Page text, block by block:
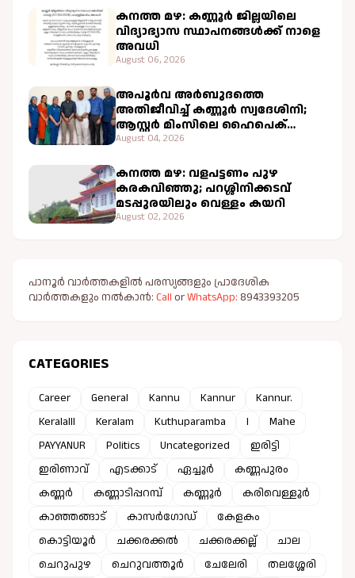
കനത്ത മഴ: കണ്ണൂർ ജില്ലയിലെ
വിദ്യാഭ്യാസ സ്ഥാപനങ്ങൾക്ക് നാളെ
അവധി
August 06, 2026
അപൂർവ അർബുദത്തെ
അതിജീവിച്ച് കണ്ണൂർ സ്വദേശിനി;
ആസ്റ്റർ മിംസിലെ ഹൈപെക്
ചികിത്സ വിജയകരം
August 04, 2026
കനത്ത മഴ: വളപട്ടണം പുഴ
കരകവിഞ്ഞു; പറശ്ശിനിക്കടവ്
മടപ്പുരയിലും വെള്ളം കയറി
August 02, 2026
പാനൂർ വാർത്തകളിൽ പരസ്യങ്ങളും പ്രാദേശിക
വാർത്തകളും നൽകാൻ: Call orWhatsApp: 8943393205
CATEGORIES
Career General Kannu Kannur
Kannur.
Keralalll
Keralam Kuthuparamba l
Mahe
PAYYANUR
Politics Uncategorized
ഇരിട്ടി
ഇരിണാവ്
എടക്കാട് ഏച്ചൂർ
കണ്ണപുരം
കണ്ണർ
കണ്ണാടിപ്പറമ്പ് കണ്ണൂർ
കരിവെള്ളൂർ
കാഞ്ഞങ്ങാട്
കാസർഗോഡ്
കേളകം
കൊട്ടിയൂർ
ചക്കരക്കൽ ചക്കരക്കല്ല്
ചാല
ചെറുപുഴ
ചെറുവത്തൂർ ചേലേരി
തലശ്ശേരി